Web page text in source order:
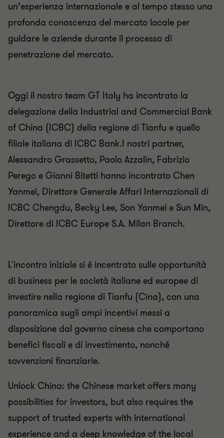
un’esperienza internazionale e al tempo stesso una
profonda conoscenza del mercato locale per
guidare le aziende durante il processo di
penetrazione del mercato.
Oggi il nostro team GT Italy ha incontrato la
delegazione della Industrial and Commercial Bank
of China (ICBC) della regione di Tianfu e quello
filiale italiana di ICBC Bank.I nostri partner,
Alessandro Grassetto, Paolo Azzalin, Fabrizio
Perego e Gianni Bitetti hanno incontrato Chen
Yanmei, Direttore Generale Affari Internazionali di
ICBC Chengdu, Becky Lee, Son Yanmei e Sun Min,
Direttore di ICBC Europe S.A. Milan Branch.
L'incontro iniziale si è incentrato sulle opportunità
di business per le società italiane ed europee di
investire nella regione di Tianfu (Cina), con una
panoramica sugli ampi incentivi messi a
disposizione dal governo cinese che comportano
benefici fiscali e di investimento, nonché
sovvenzioni finanziarie.
Unlock China: the Chinese market offers many
possibilities for investors, but also requires the
support of trusted experts with international
experience and a deep knowledge of the local